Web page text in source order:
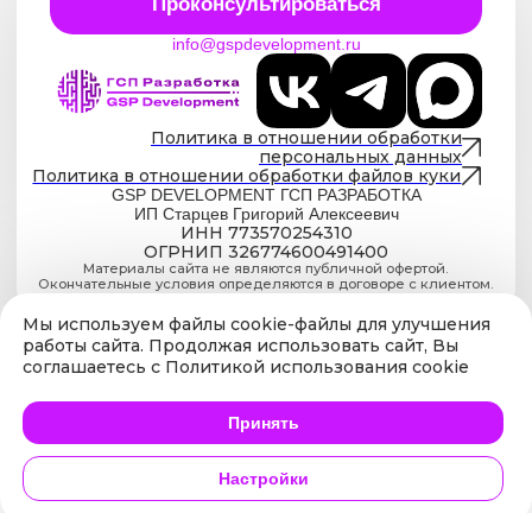
Мы используем файлы cookie-файлы для улучшения
работы cайта. Продолжая использовать сайт, Вы
соглашаетесь с Политикой использования cookie
Принять
Настройки